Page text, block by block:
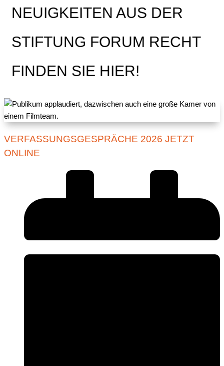
NEUIGKEITEN AUS DER
STIFTUNG FORUM RECHT
FINDEN SIE HIER!
VERFASSUNGSGESPRÄCHE 2026 JETZT
ONLINE